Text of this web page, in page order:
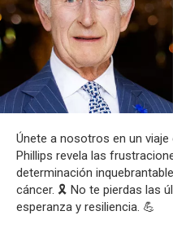
Únete a nosotros en un
Phillips revela las
determinación
cáncer. 🎗️ No te pierdas las
esperanza y resiliencia. 💪